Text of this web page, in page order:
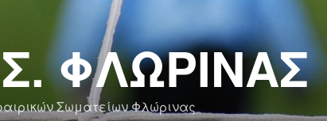
ΦΛΏΡΙΝΑΣ
Σωματείων Φλώρινας